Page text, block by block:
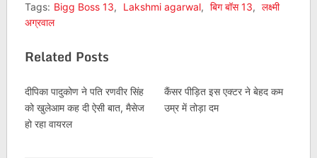
Tags: Bigg Boss 13, Lakshmi agarwal, बिग बॉस 13, लक्ष्मी
अग्रवाल
Related Posts
दीपिका पादुकोण ने पति रणवीर सिंह
को खुलेआम कह दी ऐसी बात, मैसेज
हो रहा वायरल
कैंसर पीड़ित इस एक्टर ने बेहद कम
उम्र में तोड़ा दम